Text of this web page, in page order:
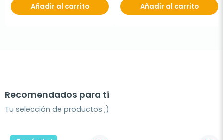
Añadir al carrito Añadir al carrito
Recomendados para ti
Tu selección de productos ;)